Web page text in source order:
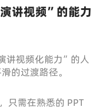
讲视频”的能力
讲视频化能力”的人
的过渡路径。
只需在熟悉的 PPT